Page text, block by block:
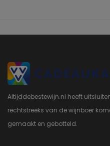
Altijddebestewijn.nl heeft
rechtstreeks van de wijnboer
gemaakt en gebotteld.